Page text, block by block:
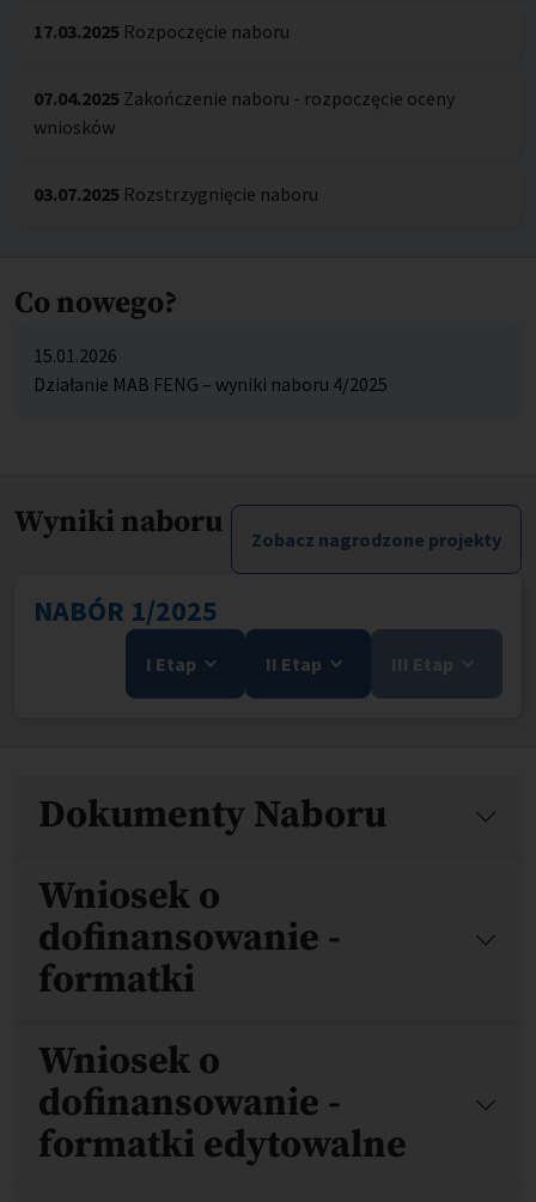
17.03.2025 Rozpoczęcie naboru
07.04.2025 Zakończenie naboru - rozpoczęcie oceny
wniosków
03.07.2025 Rozstrzygnięcie naboru
Co nowego?
15.01.2026
Działanie MAB FENG – wyniki naboru 4/2025
Wyniki naboru Zobacz nagrodzone projekty
NABÓR 1/2025
I Etap II Etap III Etap
Pliki
Dokumenty Naboru
Wniosek o
dofinansowanie -
formatki
Wniosek o
dofinansowanie -
formatki edytowalne